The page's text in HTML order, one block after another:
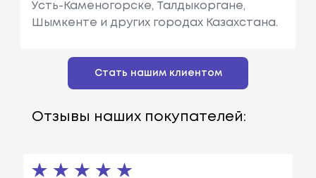
Усть-Каменогорске, Талдыкоргане,
Шымкенте и других городах Казахстана.
Стать нашим клиентом
Отзывы наших покупателей: